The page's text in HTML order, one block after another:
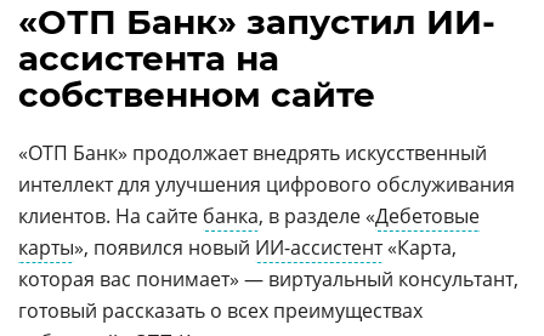
«ОТП Банк» запустил ИИ-
ассистента на
собственном сайте
«ОТП Банк» продолжает внедрять искусственный
интеллект для улучшения цифрового обслуживания
клиентов. На сайте банка, в разделе «Дебетовые
карты», появился новый ИИ-ассистент«Карта,
которая вас понимает» — виртуальный консультант,
готовый рассказать о всех преимуществах